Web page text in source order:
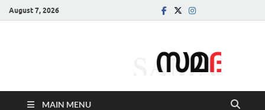
August 7, 2026
MAIN MENU